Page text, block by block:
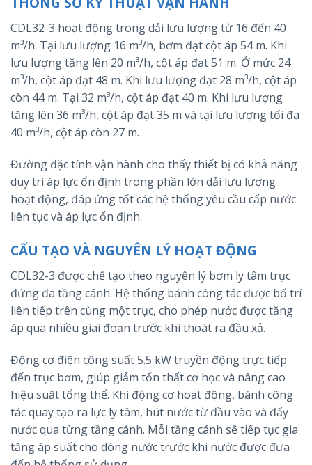
CDL32-3 hoạt động trong dải lưu lượng từ 16 đến 40
m³/h. Tại lưu lượng 16 m³/h, bơm đạt cột áp 54 m. Khi
lưu lượng tăng lên 20 m³/h, cột áp đạt 51 m. Ở mức 24
m³/h, cột áp đạt 48 m. Khi lưu lượng đạt 28 m³/h, cột áp
còn 44 m. Tại 32 m³/h, cột áp đạt 40 m. Khi lưu lượng
tăng lên 36 m³/h, cột áp đạt 35 m và tại lưu lượng tối đa
40 m³/h, cột áp còn 27 m.
Đường đặc tính vận hành cho thấy thiết bị có khả năng
duy trì áp lực ổn định trong phần lớn dải lưu lượng
hoạt động, đáp ứng tốt các hệ thống yêu cầu cấp nước
liên tục và áp lực ổn định.
CẤU TẠO VÀ NGUYÊN LÝ HOẠT ĐỘNG
CDL32-3 được chế tạo theo nguyên lý bơm ly tâm trục
đứng đa tầng cánh. Hệ thống bánh công tác được bố trí
liên tiếp trên cùng một trục, cho phép nước được tăng
áp qua nhiều giai đoạn trước khi thoát ra đầu xả.
Động cơ điện công suất 5.5 kW truyền động trực tiếp
đến trục bơm, giúp giảm tổn thất cơ học và nâng cao
hiệu suất tổng thể. Khi động cơ hoạt động, bánh công
tác quay tạo ra lực ly tâm, hút nước từ đầu vào và đẩy
nước qua từng tầng cánh. Mỗi tầng cánh sẽ tiếp tục gia
tăng áp suất cho dòng nước trước khi nước được đưa